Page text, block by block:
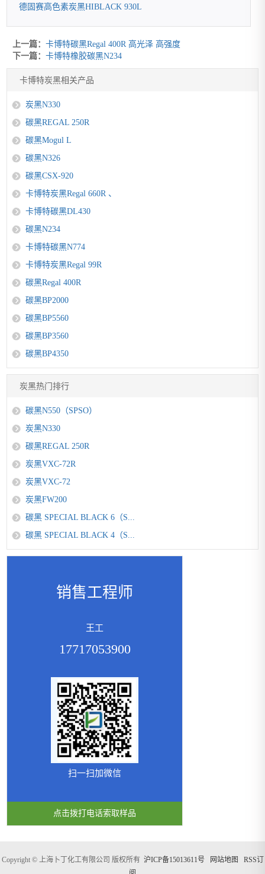
德固赛高色素炭黑HIBLACK 930L
上一篇：卡博特碳黑Regal 400R 高光泽 高强度
下一篇：卡博特橡胶碳黑N234
卡博特炭黑相关产品
炭黑N330
碳黑REGAL 250R
碳黑Mogul L
碳黑N326
碳黑CSX-920
卡博特炭黑Regal 660R 、
卡博特碳黑DL430
碳黑N234
卡博特碳黑N774
卡博特炭黑Regal 99R
碳黑Regal 400R
碳黑BP2000
碳黑BP5560
碳黑BP3560
碳黑BP4350
炭黑热门排行
碳黑N550（SPSO）
炭黑N330
碳黑REGAL 250R
炭黑VXC-72R
炭黑VXC-72
炭黑FW200
碳黑 SPECIAL BLACK 6（S...
碳黑 SPECIAL BLACK 4（S...
销售工程师
王工
17717053900
扫一扫加微信
点击拨打电话索取样品
Copyright © 上海卜丁化工有限公司 版权所有 沪ICP备15013611号 网站地图
RSS订